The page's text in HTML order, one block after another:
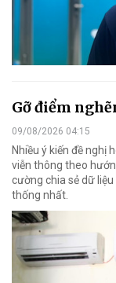
Gỡ điểm
09/08/2026 04:15
Nhiều ý kiến đề nghị
viễn thông theo
cường chia sẻ dữ
thống nhất.